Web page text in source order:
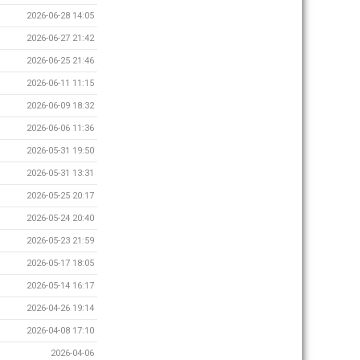
2026-06-28 14:05
2026-06-27 21:42
2026-06-25 21:46
2026-06-11 11:15
2026-06-09 18:32
2026-06-06 11:36
2026-05-31 19:50
2026-05-31 13:31
2026-05-25 20:17
2026-05-24 20:40
2026-05-23 21:59
2026-05-17 18:05
2026-05-14 16:17
2026-04-26 19:14
2026-04-08 17:10
2026-04-06